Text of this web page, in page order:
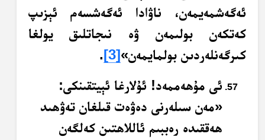
ئەگەشمەيمەن، ناۋادا ئەگەشسەم ئېزىپ
كەتكەن بولىمەن ۋە نىجاتلىق يولغا
كىرگەنلەردىن بولمايمەن»[3]
.
ئى مۇھەممەد! ئۇلارغا ئېيتقىنكى:
«مەن سىلەرنى دەۋەت قىلغان تەۋھىد
ھەققىدە رەببىم ئاللاھتىن كەلگەن